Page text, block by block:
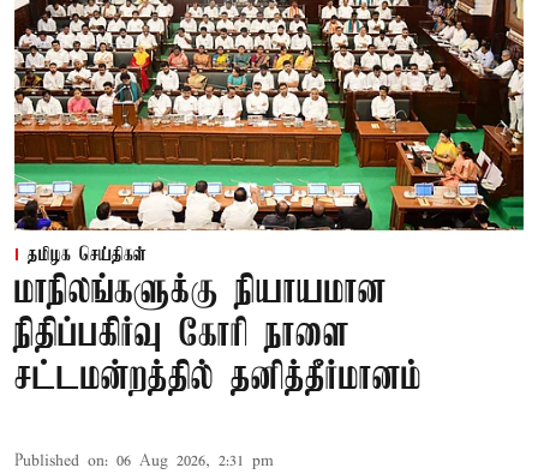
தமிழக செய்திகள்
மாநிலங்களுக்கு நியாயமான
நிதிப்பகிர்வு கோரி நாளை
சட்டமன்றத்தில் தனித்தீர்மானம்
Published on: 06 Aug 2026, 2:31 pm